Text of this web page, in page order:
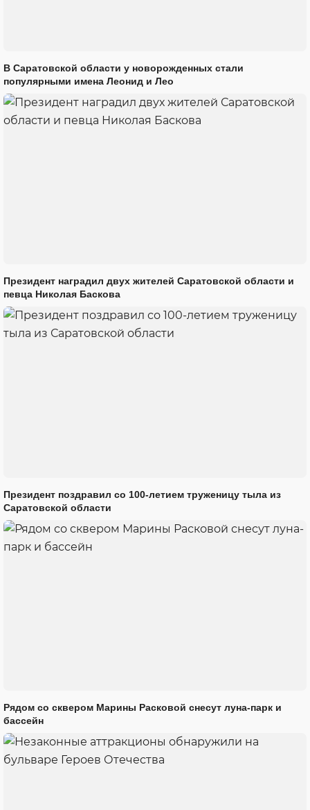
В Саратовской области у новорожденных стали
популярными имена Леонид и Лео
Президент наградил двух жителей Саратовской области и
певца Николая Баскова
Президент поздравил со 100-летием труженицу тыла из
Саратовской области
Рядом со сквером Марины Расковой снесут луна-парк и
бассейн